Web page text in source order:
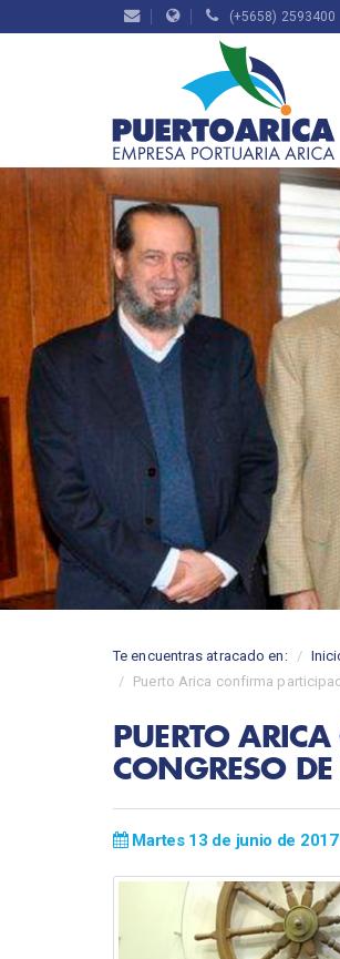
(+5658) 2593400
Te encuentras atracado en:
Puerto Arica confirma
PUERTO
CONGRESO
Martes 13 de junio de 2017